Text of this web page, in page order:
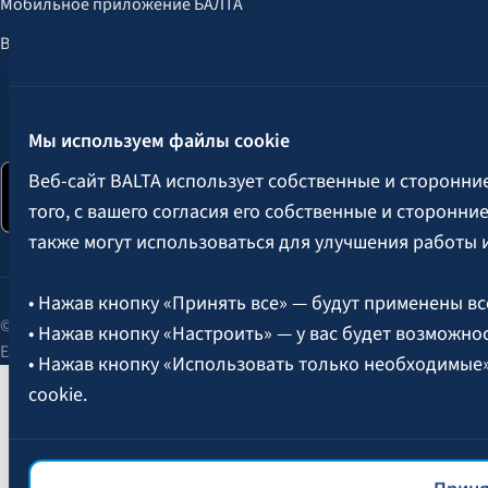
Мы используем файлы cookie
Веб-сайт BALTA использует собственные и
того, с вашего согласия его собственные и
также могут использоваться для улучшения работы
• Нажав кнопку «Принять все» — будут применены
• Нажав кнопку «Настроить» — у вас будет
• Нажав кнопку «Использовать только
cookie.
Более подробная информация об управлении
Выгоды для клиентов
© 2026 AAS BALTA | улица Сканстес 25, Рига, LV-1013, Латвия.
Единый рег. № 40003049409.